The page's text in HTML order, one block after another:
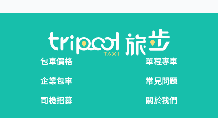
包車價格
單程專車
企業包車
常見問題
司機招募
關於我們